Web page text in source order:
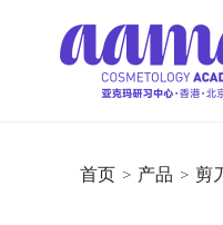
首页 > 产品 > 剪